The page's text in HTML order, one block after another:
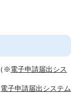
（※電子申請届出シス
電子申請届出システム